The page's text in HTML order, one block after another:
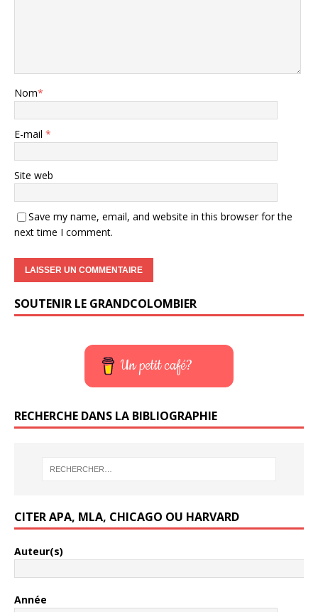
Nom*
E-mail *
Site web
Save my name, email, and website in this browser for the
next time I comment.
SOUTENIR LE GRANDCOLOMBIER
Un petit café?
RECHERCHE DANS LA BIBLIOGRAPHIE
CITER APA, MLA, CHICAGO OU HARVARD
Auteur(s)
Année